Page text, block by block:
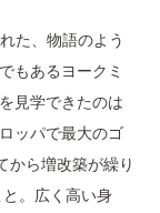
た、物語のよう
もあるヨークミ
見学できたのは
ッパで最大のゴ
から増改築が繰り
。広く高い身